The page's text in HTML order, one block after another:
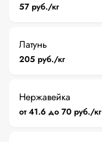
57 руб./кг
Латунь
205 руб./кг
Нержавейка
от 41.6 до 70 руб./кг